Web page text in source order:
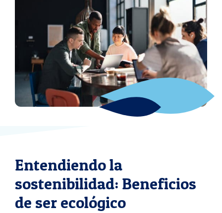
Entendiendo la
sostenibilidad: Beneficios
de ser ecológico